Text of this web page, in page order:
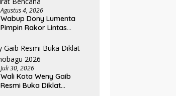
Agustus 4, 2026
Wabup Dony Lumenta
Pimpin Rakor Lintas
Resmi Tetapkan Status
Siaga Darurat Bencana
Juli 30, 2026
Wali Kota Weny Gaib
Resmi Buka Diklat